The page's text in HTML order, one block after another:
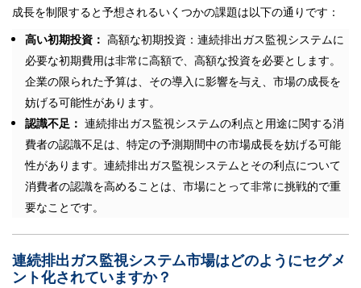
成長を制限すると予想されるいくつかの課題は以下の通りです：
高い初期投資： 高額な初期投資：連続排出ガス監視システムに
必要な初期費用は非常に高額で、高額な投資を必要とします。
企業の限られた予算は、その導入に影響を与え、市場の成長を
妨げる可能性があります。
認識不足： 連続排出ガス監視システムの利点と用途に関する消
費者の認識不足は、特定の予測期間中の市場成長を妨げる可能
性があります。連続排出ガス監視システムとその利点について
消費者の認識を高めることは、市場にとって非常に挑戦的で重
要なことです。
連続排出ガス監視システム市場はどのようにセグメ
ント化されていますか？